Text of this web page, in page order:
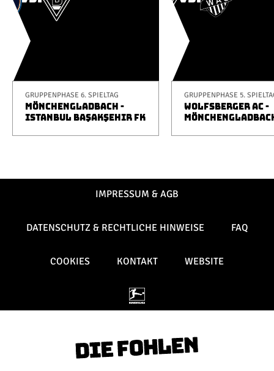
GRUPPENPHASE 6. SPIELTAG
MÖNCHENGLADBACH -
ISTANBUL BAŞAKŞEHIR FK
GRUPPENPHASE 5.
WOLFSBERGER AC -
IMPRESSUM & AGB
DATENSCHUTZ & RECHTLICHE HINWEISE FAQ
COOKIES KONTAKT WEBSITE